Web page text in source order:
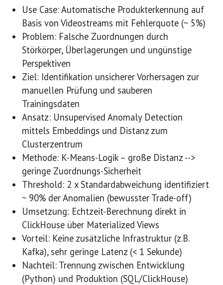
Use Case: Automatische Produkterkennung auf
Basis von Videostreams mit Fehlerquote (~ 5%)
Problem: Falsche Zuordnungen durch
Störkörper, Überlagerungen und ungünstige
Perspektiven
Ziel: Identifikation unsicherer Vorhersagen zur
manuellen Prüfung und sauberen
Trainingsdaten
Ansatz: Unsupervised Anomaly Detection
mittels Embeddings und Distanz zum
Clusterzentrum
Methode: K-Means-Logik – große Distanz -->
geringe Zuordnungs-Sicherheit
Threshold: 2 x Standardabweichung identifiziert
~ 90% der Anomalien (bewusster Trade-off)
Umsetzung: Echtzeit-Berechnung direkt in
ClickHouse über Materialized Views
Vorteil: Keine zusätzliche Infrastruktur (z.B.
Kafka), sehr geringe Latenz (< 1 Sekunde)
Nachteil: Trennung zwischen Entwicklung
(Python) und Produktion (SQL/ClickHouse)